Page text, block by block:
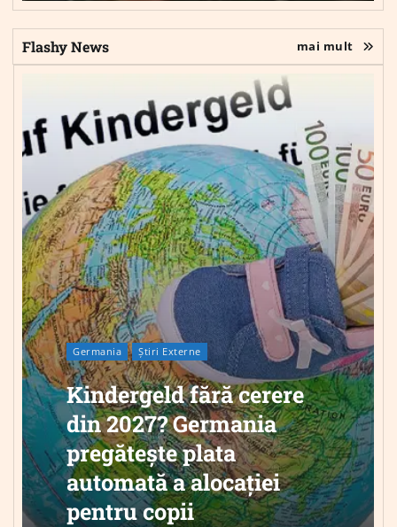
Flashy News mai mult
Germania Știri Externe
Kindergeld fără cerere
din 2027? Germania
pregătește plata
automată a alocației
pentru copii